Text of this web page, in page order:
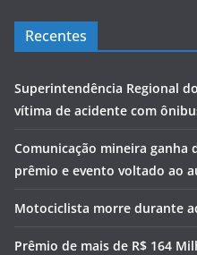
Recentes
Superintendência Regional
vítima de acidente com
Comunicação mineira ganha
prêmio e evento voltado ao
Motociclista morre durante
Prêmio de mais de R$ 164